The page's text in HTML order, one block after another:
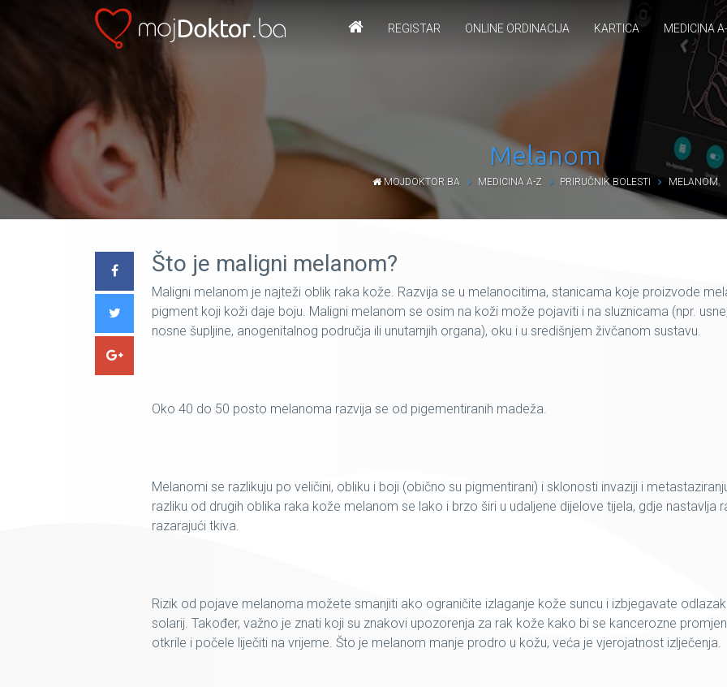
REGISTAR ONLINE ORDINACIJA KARTICA MEDICINA
Melanom
MOJDOKTOR.BA MEDICINA A-Z PRIRUČNIK BOLESTI MELANOM
Što je maligni melanom?
Maligni melanom je najteži oblik raka kože. Razvija se u melanocitima, stanicama koje proizvode
pigment koji koži daje boju. Maligni melanom se osim na koži može pojaviti i na sluznicama (npr. usne,
nosne šupljine, anogenitalnog područja ili unutarnjih organa), oku i u središnjem živčanom sustavu.
Oko 40 do 50 posto melanoma razvija se od pigementiranih madeža.
Melanomi se razlikuju po veličini, obliku i boji (obično su pigmentirani) i sklonosti invaziji i
razliku od drugih oblika raka kože melanom se lako i brzo širi u udaljene dijelove tijela, gdje nastavlja
razarajući tkiva.
Rizik od pojave melanoma možete smanjiti ako ograničite izlaganje kože suncu i izbjegavate odlazak
solarij. Također, važno je znati koji su znakovi upozorenja za rak kože kako bi se kancerozne
otkrile i počele liječiti na vrijeme. Što je melanom manje prodro u kožu, veća je vjerojatnost izlječenja.